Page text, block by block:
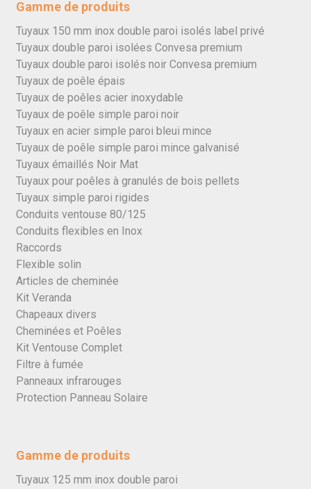
Gamme de produits
Tuyaux 150 mm inox double paroi isolés label privé
Tuyaux double paroi isolées Convesa premium
Tuyaux double paroi isolés noir Convesa premium
Tuyaux de poêle épais
Tuyaux de poêles acier inoxydable
Tuyaux de poêle simple paroi noir
Tuyaux en acier simple paroi bleui mince
Tuyaux de poêle simple paroi mince galvanisé
Tuyaux émaillés Noir Mat
Tuyaux pour poêles à granulés de bois pellets
Tuyaux simple paroi rigides
Conduits ventouse 80/125
Conduits flexibles en Inox
Raccords
Flexible solin
Articles de cheminée
Kit Veranda
Chapeaux divers
Cheminées et Poêles
Kit Ventouse Complet
Filtre à fumée
Panneaux infrarouges
Protection Panneau Solaire
Gamme de produits
Tuyaux 125 mm inox double paroi